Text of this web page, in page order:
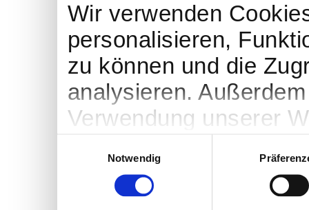
Wir verwenden
personalisieren,
zu können und die
analysieren.
Verwendung unserer
Partner führen diese
weiteren Daten
Notwendig